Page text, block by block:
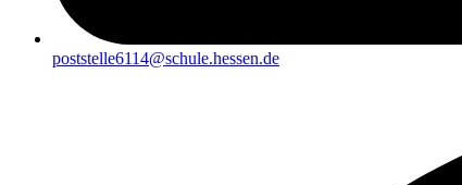
poststelle6114@schule.hessen.de